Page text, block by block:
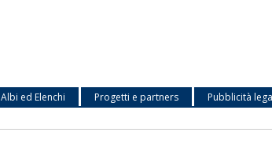
Albi ed Elenchi Progetti e partners Pubblicità